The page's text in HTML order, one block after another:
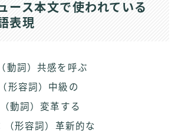
ース本文で使われている
表現
動詞）共感を呼ぶ
形容詞）中級の
動詞）変革する
形容詞）革新的な